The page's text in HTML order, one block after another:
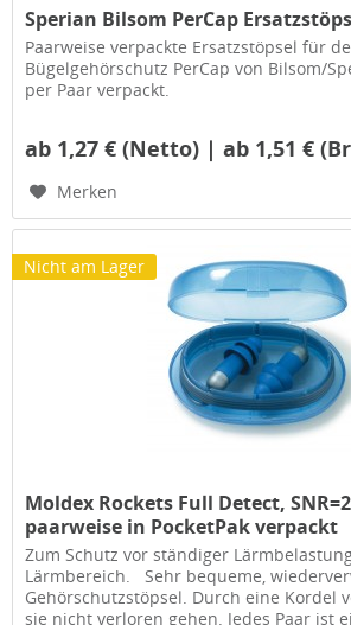
Sperian Bilsom PerCap
Paarweise verpackte Ersatzstöpsel für
Bügelgehörschutz PerCap von Bilsom/
per Paar verpackt.
ab 1,27 € (Netto) | ab 1,51 €
Merken
Nicht am Lager
Moldex Rockets Full Detect,
paarweise in PocketPak verpackt
Zum Schutz vor ständiger
Lärmbereich. Sehr bequeme,
Gehörschutzstöpsel. Durch eine Kordel
sie nicht verloren gehen. Jedes Paar ist